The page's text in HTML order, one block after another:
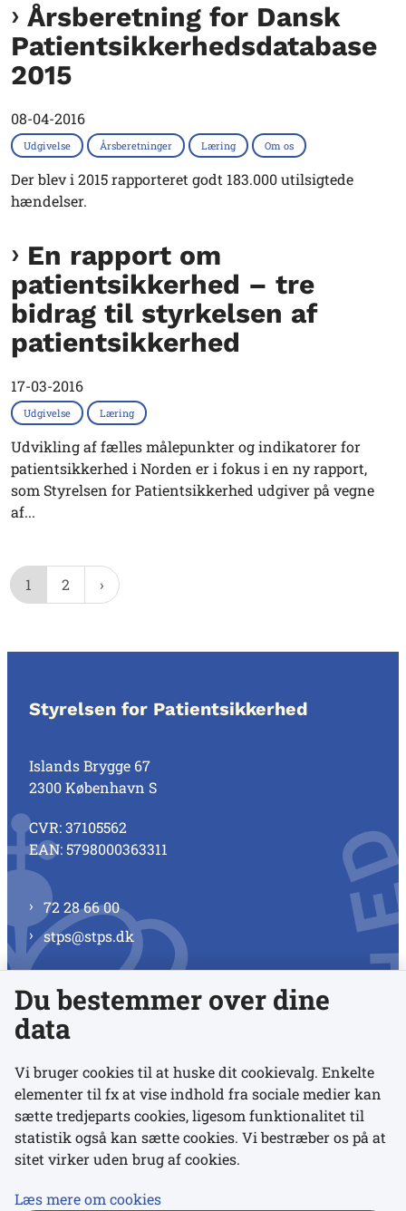
Årsberetning for Dansk
Patientsikkerhedsdatabase
2015
08-04-2016
Udgivelse Årsberetninger Læring Om os
Der blev i 2015 rapporteret godt 183.000 utilsigtede
hændelser.
En rapport om
patientsikkerhed – tre
bidrag til styrkelsen af
patientsikkerhed
17-03-2016
Udgivelse Læring
Udvikling af fælles målepunkter og indikatorer for
patientsikkerhed i Norden er i fokus i en ny rapport,
som Styrelsen for Patientsikkerhed udgiver på vegne
af...
1 2
Styrelsen for Patientsikkerhed
Islands Brygge 67
2300 København S
CVR: 37105562
EAN: 5798000363311
72 28 66 00
stps@stps.dk
Se alle kontaktnumre
Links
Udgivelser
Tilgængelighedserklæring
Du bestemmer over dine
data
Vi bruger cookies til at huske dit cookievalg. Enkelte
elementer til fx at vise indhold fra sociale medier kan
sætte tredjeparts cookies, ligesom funktionalitet til
statistik også kan sætte cookies. Vi bestræber os på at
sitet virker uden brug af cookies.
Læs mere om cookies